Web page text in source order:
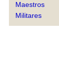
Maestros
Militares